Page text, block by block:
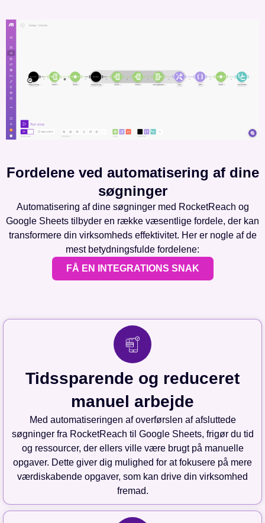
Fordelene ved automatisering af dine
søgninger
Automatisering af dine søgninger med RocketReach og
Google Sheets tilbyder en række væsentlige fordele, der kan
transformere din virksomheds effektivitet. Her er nogle af de
mest betydningsfulde fordelene:
FÅ EN INTEGRATIONS SNAK
Tidssparende og reduceret
manuel arbejde
Med automatiseringen af overførslen af afsluttede
søgninger fra RocketReach til Google Sheets, frigør du tid
og ressourcer, der ellers ville være brugt på manuelle
opgaver. Dette giver dig mulighed for at fokusere på mere
værdiskabende opgaver, som kan drive din virksomhed
fremad.